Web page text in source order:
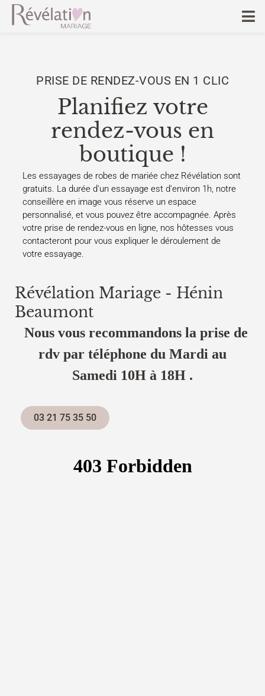
PRISE DE RENDEZ-VOUS EN 1 CLIC
Planifiez votre
rendez-vous en
boutique !
Les essayages de robes de mariée chez Révélation sont
gratuits. La durée d’un essayage est d’environ 1h, notre
conseillère en image vous réserve un espace
personnalisé, et vous pouvez être accompagnée. Après
votre prise de rendez-vous en ligne, nos hôtesses vous
contacteront pour vous expliquer le déroulement de
votre essayage.
Révélation Mariage - Hénin
Beaumont
Nous vous recommandons la prise de
rdv par téléphone du Mardi au
Samedi 10H à 18H .
03 21 75 35 50